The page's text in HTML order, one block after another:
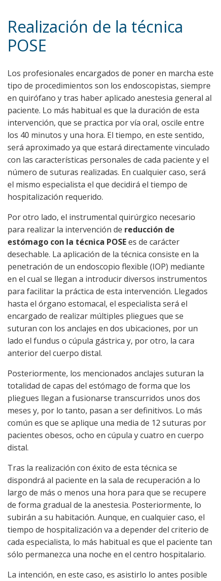
Realización de la técnica
POSE
Los profesionales encargados de poner en marcha este
tipo de procedimientos son los endoscopistas, siempre
en quirófano y tras haber aplicado anestesia general al
paciente. Lo más habitual es que la duración de esta
intervención, que se practica por vía oral, oscile entre
los 40 minutos y una hora. El tiempo, en este sentido,
será aproximado ya que estará directamente vinculado
con las características personales de cada paciente y el
número de suturas realizadas. En cualquier caso, será
el mismo especialista el que decidirá el tiempo de
hospitalización requerido.
Por otro lado, el instrumental quirúrgico necesario
para realizar la intervención de reducción de
estómago con la técnica POSEes de carácter
desechable. La aplicación de la técnica consiste en la
penetración de un endoscopio flexible (IOP) mediante
en el cual se llegan a introducir diversos instrumentos
para facilitar la práctica de esta intervención. Llegados
hasta el órgano estomacal, el especialista será el
encargado de realizar múltiples pliegues que se
suturan con los anclajes en dos ubicaciones, por un
lado el fundus o cúpula gástrica y, por otro, la cara
anterior del cuerpo distal.
Posteriormente, los mencionados anclajes suturan la
totalidad de capas del estómago de forma que los
pliegues llegan a fusionarse transcurridos unos dos
meses y, por lo tanto, pasan a ser definitivos. Lo más
común es que se aplique una media de 12 suturas por
pacientes obesos, ocho en cúpula y cuatro en cuerpo
distal.
Tras la realización con éxito de esta técnica se
dispondrá al paciente en la sala de recuperación a lo
largo de más o menos una hora para que se recupere
de forma gradual de la anestesia. Posteriormente, lo
subirán a su habitación. Aunque, en cualquier caso, el
tiempo de hospitalización va a depender del criterio de
cada especialista, lo más habitual es que el paciente tan
sólo permanezca una noche en el centro hospitalario.
La intención, en este caso, es asistirlo lo antes posible